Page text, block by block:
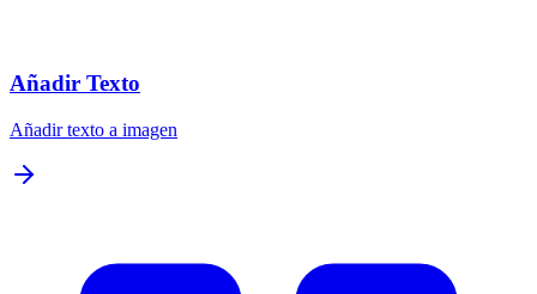
Añadir Texto
Añadir texto a imagen